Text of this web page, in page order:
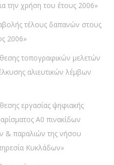
την χρήση του έτους 2006»
τέλους δαπανών στους
2006»
τοπογραφικών μελετών
αλιευτικών λέμβων
εργασίας ψηφιακής
Α0 πινακίδων
& παραλιών της νήσου
Κυκλάδων»